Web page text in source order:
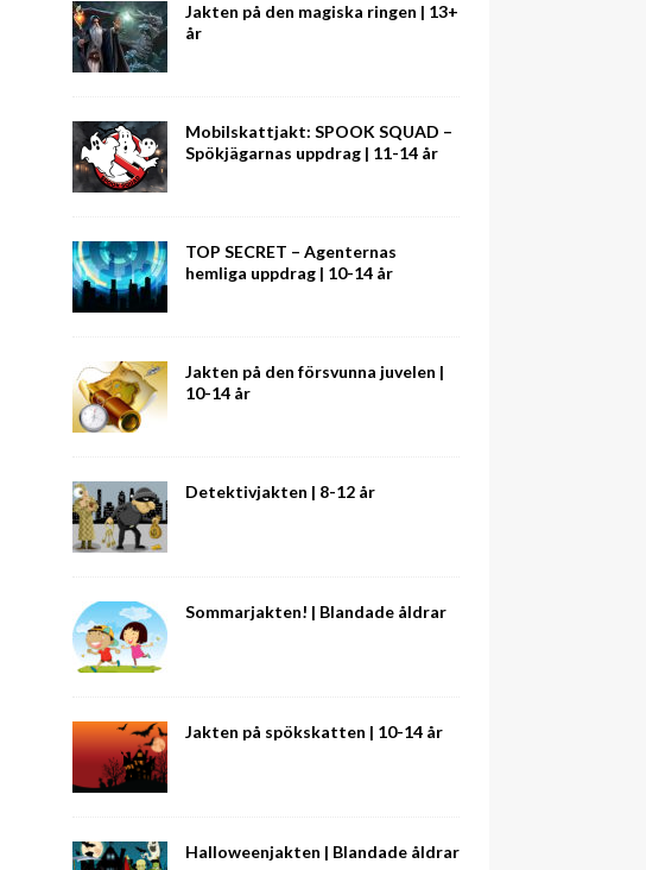
Jakten på den magiska ringen | 13+
år
Mobilskattjakt: SPOOK SQUAD –
Spökjägarnas uppdrag | 11-14 år
TOP SECRET – Agenternas
hemliga uppdrag | 10-14 år
Jakten på den försvunna juvelen |
10-14 år
Detektivjakten | 8-12 år
Sommarjakten! | Blandade åldrar
Jakten på spökskatten | 10-14 år
Halloweenjakten | Blandade åldrar